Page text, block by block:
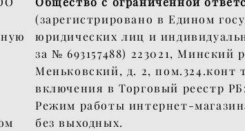
(зарегистрировано в Едином
юридических лиц и
за № 693157488) 223021, Минский
Меньковский, д. 2, пом.324.конт
включения в Торговый реестр
Режим работы интернет-
без выходных.